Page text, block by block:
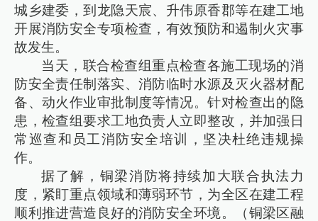
城乡建委，到龙隐天宸、升伟原香郡等在建工地
开展消防安全专项检查，有效预防和遏制火灾事
故发生。
当天，联合检查组重点检查各施工现场的消
防安全责任制落实、消防临时水源及灭火器材配
备、动火作业审批制度等情况。针对检查出的隐
患，检查组要求工地负责人立即整改，并加强日
常巡查和员工消防安全培训，坚决杜绝违规操
作。
据了解，铜梁消防将持续加大联合执法力
度，紧盯重点领域和薄弱环节，为全区在建工程
顺利推进营造良好的消防安全环境。（铜梁区融